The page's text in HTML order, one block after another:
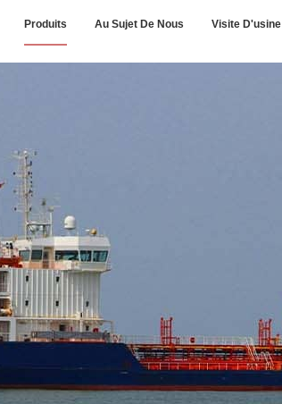
Produits Au Sujet De Nous Visite D'usine